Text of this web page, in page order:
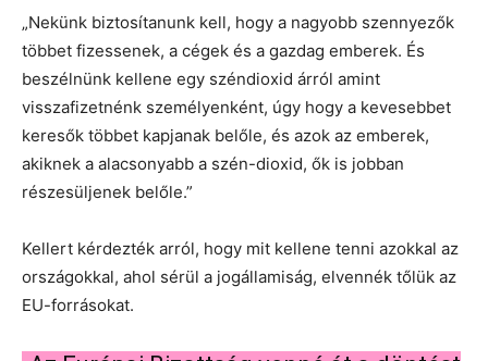
„Nekünk biztosítanunk kell, hogy a nagyobb szennyezők
többet fizessenek, a cégek és a gazdag emberek. És
beszélnünk kellene egy széndioxid árról amint
visszafizetnénk személyenként, úgy hogy a kevesebbet
keresők többet kapjanak belőle, és azok az emberek,
akiknek a alacsonyabb a szén-dioxid, ők is jobban
részesüljenek belőle.”
Kellert kérdezték arról, hogy mit kellene tenni azokkal az
országokkal, ahol sérül a jogállamiság, elvennék tőlük az
EU-forrásokat.